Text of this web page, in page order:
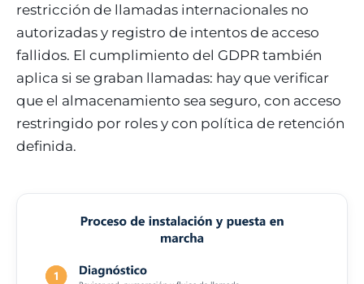
restricción de llamadas internacionales no
autorizadas y registro de intentos de acceso
fallidos. El cumplimiento del GDPR también
aplica si se graban llamadas: hay que verificar
que el almacenamiento sea seguro, con acceso
restringido por roles y con política de retención
definida.